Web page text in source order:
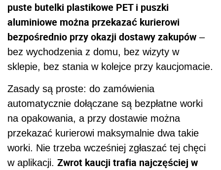
puste butelki plastikowe PET i puszki
aluminiowe można przekazać kurierowi
bezpośrednio przy okazji dostawy zakupów –
bez wychodzenia z domu, bez wizyty w
sklepie, bez stania w kolejce przy kaucjomacie.
Zasady są proste: do zamówienia
automatycznie dołączane są bezpłatne worki
na opakowania, a przy dostawie można
przekazać kurierowi maksymalnie dwa takie
worki. Nie trzeba wcześniej zgłaszać tej chęci
w aplikacji. Zwrot kaucji trafia najczęściej w